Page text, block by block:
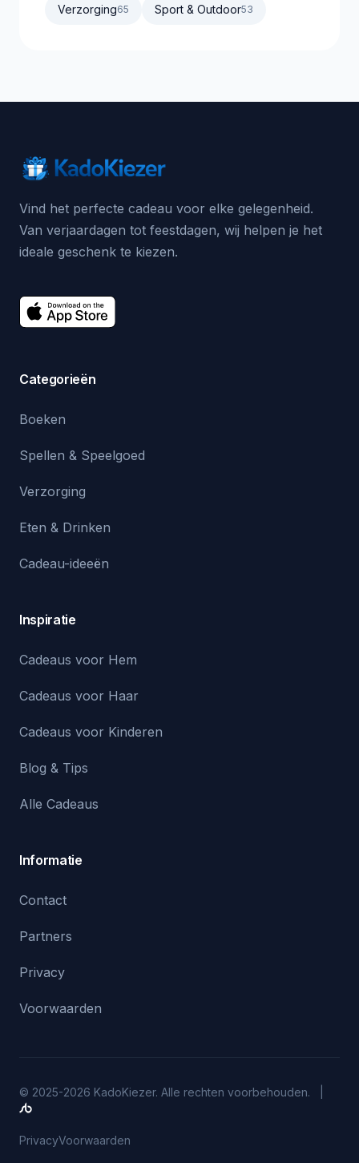
Verzorging65 Sport & Outdoor53
Vind het perfecte cadeau voor elke gelegenheid.
Van verjaardagen tot feestdagen, wij helpen je het
ideale geschenk te kiezen.
Categorieën
Boeken
Spellen & Speelgoed
Verzorging
Eten & Drinken
Cadeau-ideeën
Inspiratie
Cadeaus voor Hem
Cadeaus voor Haar
Cadeaus voor Kinderen
Blog & Tips
Alle Cadeaus
Informatie
Contact
Partners
Privacy
Voorwaarden
© 2025-2026 KadoKiezer. Alle rechten voorbehouden. |
PrivacyVoorwaarden